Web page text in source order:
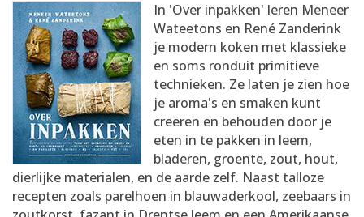
AANMELDEN
RECEPTEN
WEEKMENU'S
KOOKBOEKEN
In 'Over inpakken' leren Meneer
Wateetons en René Zanderink
je modern koken met klassieke
en soms ronduit primitieve
technieken. Ze laten je zien hoe
je aroma's en smaken kunt
creëren en behouden door je
eten in te pakken in leem,
bladeren, groente, zout, hout,
dierlijke materialen, en de aarde zelf. Naast talloze
recepten zoals parelhoen in blauwaderkool, zeebaars in